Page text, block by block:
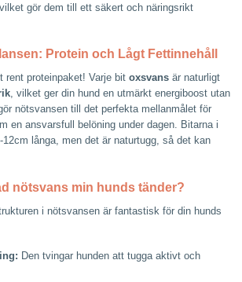
gör dem till ett säkert och näringsrikt
Protein och Lågt Fettinnehåll
rent proteinpaket! Varje bit oxsvans är naturligt
, vilket ger din hund en utmärkt energiboost utan
nötsvansen till det perfekta mellanmålet för
en ansvarsfull belöning under dagen. Bitarna i
långa, men det är naturtugg, så det kan
nötsvans min hunds tänder?
i nötsvansen är fantastisk för din hunds
Den tvingar hunden att tugga aktivt och